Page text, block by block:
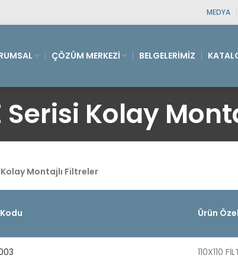
MEDYA
ÇÖZÜM MERKEZI BELGELERIMIZ
Serisi Kolay
Montajlı Filtreler
Ürün
110X110